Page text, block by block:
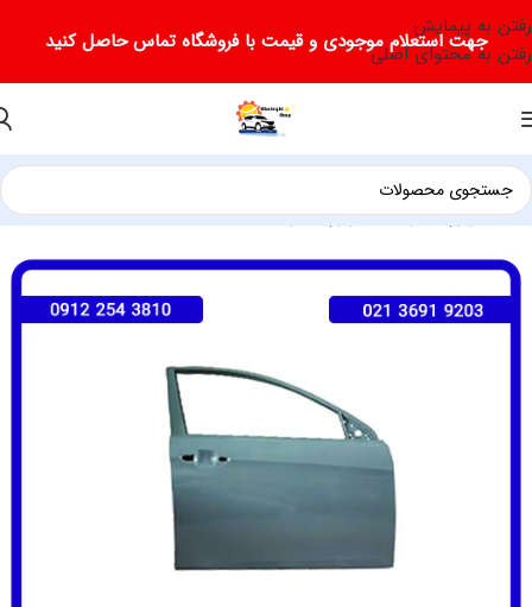
رفتن به پیمایش
رفتن به محتوای اصلی
جهت استعلام موجودی و قیمت با فروشگاه تماس حاصل کنید
خانه/لوازم یدکی جک/لوازم یدکی جک J5